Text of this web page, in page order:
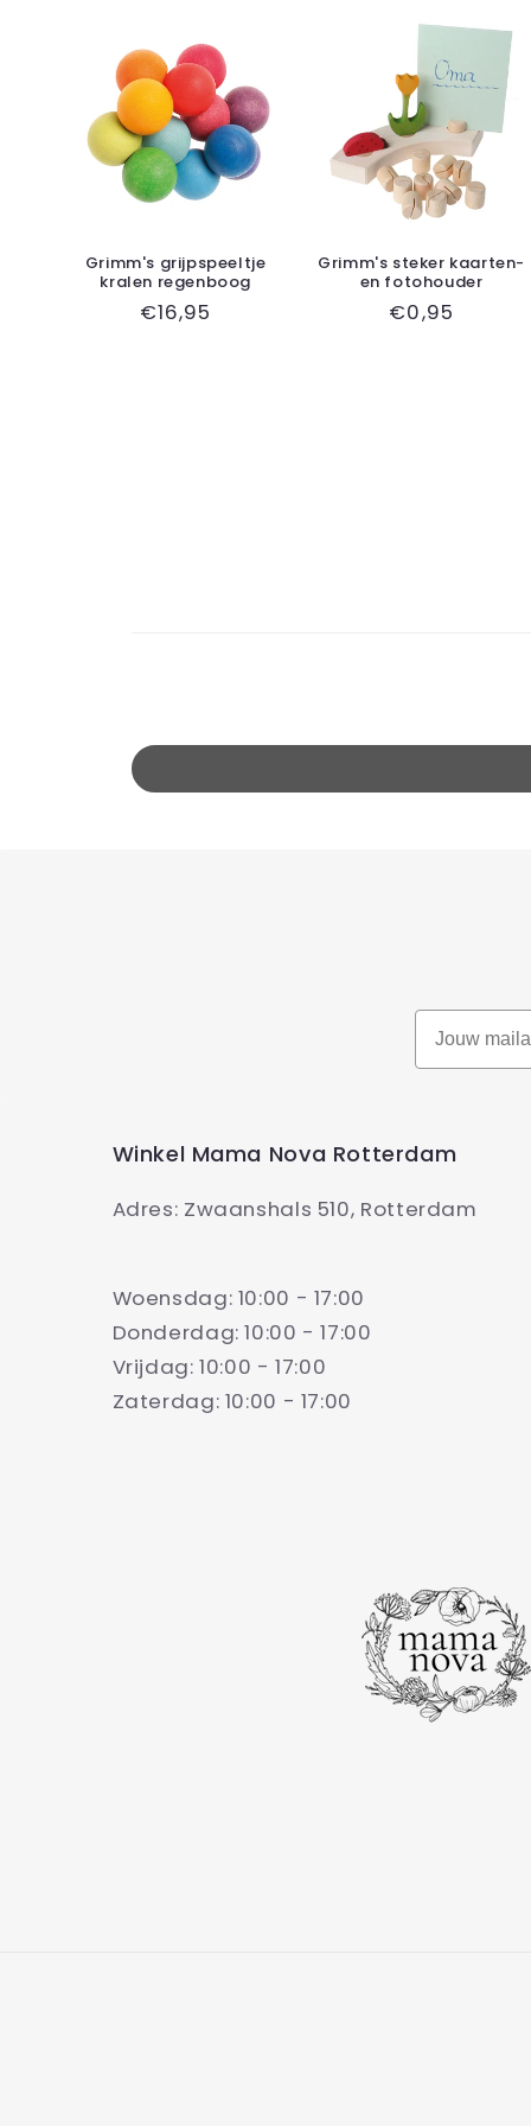
Grimm's grijpspeeltje
kralen regenboog
Normale
€16,95
Grimm's steker kaarten-
en fotohouder
Normale
€0,95
Winkel Mama Nova Rotterdam
Adres: Zwaanshals 510, Rotterdam
Woensdag: 10:00 - 17:00
Donderdag: 10:00 - 17:00
Vrijdag: 10:00 - 17:00
Zaterdag: 10:00 - 17:00